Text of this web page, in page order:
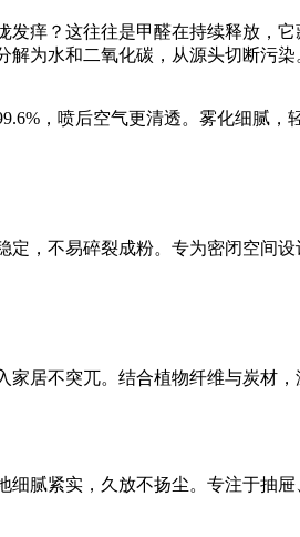
发痒？这往往是甲醛在持续释放，
解为水和二氧化碳，从源头切断污染
，喷后空气更清透。雾化细腻
定，不易碎裂成粉。专为密闭空间
家居不突兀。结合植物纤维与炭材
细腻紧实，久放不扬尘。专注于抽